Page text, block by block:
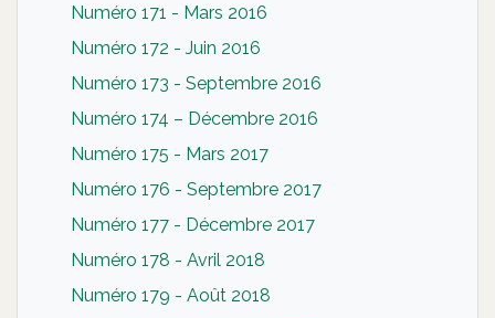
Numéro 171 - Mars 2016
Numéro 172 - Juin 2016
Numéro 173 - Septembre 2016
Numéro 174 – Décembre 2016
Numéro 175 - Mars 2017
Numéro 176 - Septembre 2017
Numéro 177 - Décembre 2017
Numéro 178 - Avril 2018
Numéro 179 - Août 2018